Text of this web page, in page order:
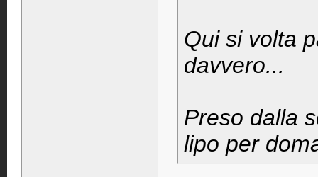
Qui si volta
davvero...
Preso dalla
lipo per